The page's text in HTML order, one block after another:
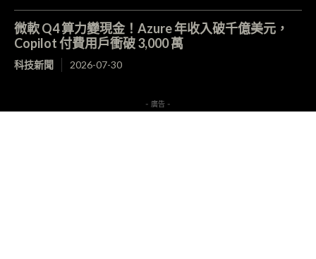
微軟 Q4 算力變現金！Azure 年收入破千億美元，
Copilot 付費用戶衝破 3,000 萬
科技新聞 2026-07-30
- 廣告 -